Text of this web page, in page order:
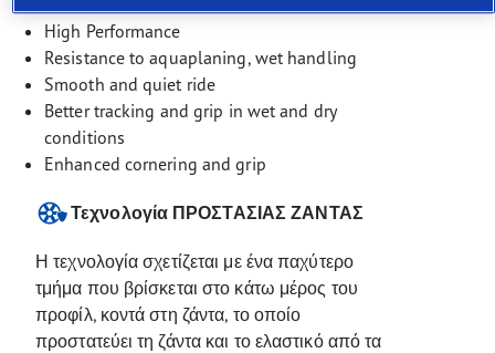
High Performance
Resistance to aquaplaning, wet handling
Smooth and quiet ride
Better tracking and grip in wet and dry
conditions
Enhanced cornering and grip
Τεχνολογία ΠΡΟΣΤΑΣΙΑΣ ΖΑΝΤΑΣ
Η τεχνολογία σχετίζεται με ένα παχύτερο
τμήμα που βρίσκεται στο κάτω μέρος του
προφίλ, κοντά στη ζάντα, το οποίο
προστατεύει τη ζάντα και το ελαστικό από τα